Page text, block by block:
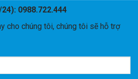
0988.722.444
cho chúng tôi, chúng tôi sẽ hỗ trợ